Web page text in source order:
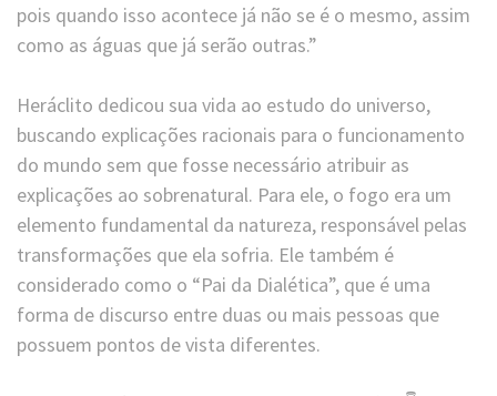
pois quando isso acontece já não se é o mesmo, assim
como as águas que já serão outras.”
Heráclito dedicou sua vida ao estudo do universo,
buscando explicações racionais para o funcionamento
do mundo sem que fosse necessário atribuir as
explicações ao sobrenatural. Para ele, o fogo era um
elemento fundamental da natureza, responsável pelas
transformações que ela sofria. Ele também é
considerado como o “Pai da Dialética”, que é uma
forma de discurso entre duas ou mais pessoas que
possuem pontos de vista diferentes.